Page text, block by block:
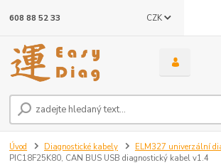
CZK
608 88 52 33
Úvod Diagnostické kabely ELM327 univerzální
PIC18F25K80, CAN BUS USB diagnostický kabel v1.4